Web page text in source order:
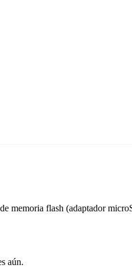
memoria flash (adaptador
aún.